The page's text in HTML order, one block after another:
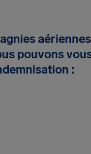
pouvons
: